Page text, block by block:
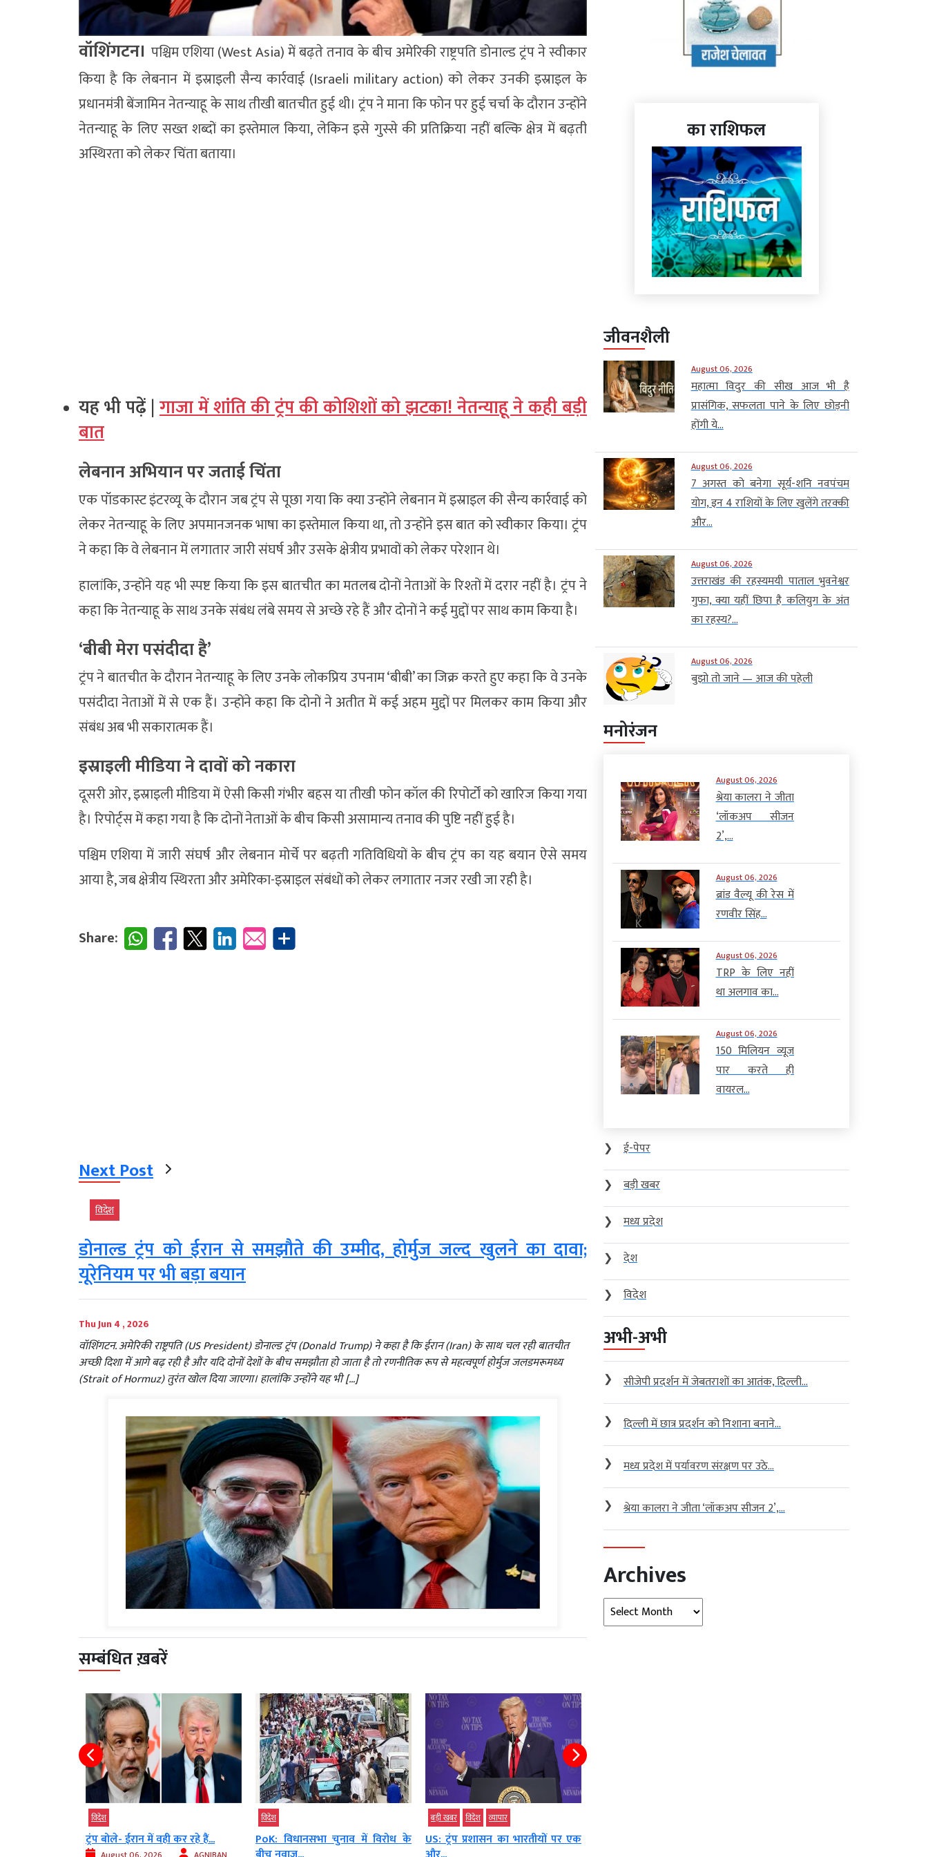
वॉशिंगटन।पश्चिम एशिया (West Asia) में बढ़ते तनाव के बीच अमेरिकी राष्ट्रपति डोनाल्ड ट्रंप ने स्वीकार
किया है कि लेबनान में इस्राइली सैन्य कार्रवाई (Israeli military action) को लेकर उनकी इस्राइल के
प्रधानमंत्री बेंजामिन नेतन्याहू के साथ तीखी बातचीत हुई थी। ट्रंप ने माना कि फोन पर हुई चर्चा के दौरान उन्होंने
नेतन्याहू के लिए सख्त शब्दों का इस्तेमाल किया, लेकिन इसे गुस्से की प्रतिक्रिया नहीं बल्कि क्षेत्र में बढ़ती
अस्थिरता को लेकर चिंता बताया।
यह भी पढ़ें |गाजा में शांति की ट्रंप की कोशिशों को झटका! नेतन्याहू ने कही बड़ी
बात
लेबनान अभियान पर जताई चिंता
एक पॉडकास्ट इंटरव्यू के दौरान जब ट्रंप से पूछा गया कि क्या उन्होंने लेबनान में इस्राइल की सैन्य कार्रवाई को
लेकर नेतन्याहू के लिए अपमानजनक भाषा का इस्तेमाल किया था, तो उन्होंने इस बात को स्वीकार किया। ट्रंप
ने कहा कि वे लेबनान में लगातार जारी संघर्ष और उसके क्षेत्रीय प्रभावों को लेकर परेशान थे।
हालांकि, उन्होंने यह भी स्पष्ट किया कि इस बातचीत का मतलब दोनों नेताओं के रिश्तों में दरार नहीं है। ट्रंप ने
कहा कि नेतन्याहू के साथ उनके संबंध लंबे समय से अच्छे रहे हैं और दोनों ने कई मुद्दों पर साथ काम किया है।
‘बीबी मेरा पसंदीदा है’
ट्रंप ने बातचीत के दौरान नेतन्याहू के लिए उनके लोकप्रिय उपनाम ‘बीबी’ का जिक्र करते हुए कहा कि वे उनके
पसंदीदा नेताओं में से एक हैं। उन्होंने कहा कि दोनों ने अतीत में कई अहम मुद्दों पर मिलकर काम किया और
संबंध अब भी सकारात्मक हैं।
इस्राइली मीडिया ने दावों को नकारा
दूसरी ओर, इस्राइली मीडिया में ऐसी किसी गंभीर बहस या तीखी फोन कॉल की रिपोर्टों को खारिज किया गया
है। रिपोर्ट्स में कहा गया है कि दोनों नेताओं के बीच किसी असामान्य तनाव की पुष्टि नहीं हुई है।
पश्चिम एशिया में जारी संघर्ष और लेबनान मोर्चे पर बढ़ती गतिविधियों के बीच ट्रंप का यह बयान ऐसे समय
आया है, जब क्षेत्रीय स्थिरता और अमेरिका-इस्राइल संबंधों को लेकर लगातार नजर रखी जा रही है।
Share:
Next Post
विदेश
डोनाल्ड ट्रंप को ईरान से समझौते की उम्मीद, होर्मुज जल्द खुलने का दावा;
यूरेनियम पर भी बड़ा बयान
Thu Jun 4 , 2026
वॉशिंगटन. अमेरिकी राष्ट्रपति (US President) डोनाल्ड ट्रंप (Donald Trump) ने कहा है कि ईरान (Iran) के साथ चल रही बातचीत
अच्छी दिशा में आगे बढ़ रही है और यदि दोनों देशों के बीच समझौता हो जाता है तो रणनीतिक रूप से महत्वपूर्ण होर्मुज जलडमरूमध्य
(Strait of Hormuz) तुरंत खोल दिया जाएगा। हालांकि उन्होंने यह भी […]
सम्बंधित ख़बरें
विदेश
PoK: विधानसभा चुनाव में विरोध के
बड़ी खबर
US: ट्रंप प्रशासन का भारतीयों पर एक
विदेश
डोनाल्ड ट्रंप के हेलीकॉप्टर के साथ बड़ी
का राशिफल
जीवनशैली
August 06, 2026
महात्मा विदुर की सीख आज भी है
प्रासंगिक, सफलता पाने के लिए छोड़नी
होंगी ये...
August 06, 2026
7 अगस्त को बनेगा सूर्य-शनि नवपंचम
योग, इन 4 राशियों के लिए खुलेंगे तरक्की
और...
August 06, 2026
उत्तराखंड की रहस्यमयी पाताल भुवनेश्वर
गुफा, क्या यहीं छिपा है कलियुग के अंत
का रहस्य?...
August 06, 2026
बुझो तो जाने — आज की पहेली
मनोरंजन
August 06, 2026
श्रेया कालरा ने जीता
‘लॉकअप सीजन
2’,...
August 06, 2026
ब्रांड वैल्यू की रेस में
रणवीर सिंह...
August 06, 2026
TRP के लिए नहीं
था अलगाव का...
August 06, 2026
150 मिलियन व्यूज
पार करते ही
वायरल...
❯
ई-पेपर
❯
बड़ी खबर
❯
मध्य प्रदेश
❯
देश
❯
विदेश
अभी-अभी
❯ सीजेपी प्रदर्शन में जेबतराशों का आतंक, दिल्ली...
❯ दिल्ली में छात्र प्रदर्शन को निशाना बनाने...
❯ मध्य प्रदेश में पर्यावरण संरक्षण पर उठे...
❯ श्रेया कालरा ने जीता ‘लॉकअप सीजन 2’,...
Archives
Archives